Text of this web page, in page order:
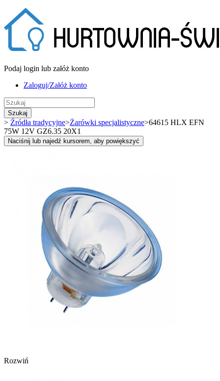
Podaj login lub załóż konto
Zaloguj/Załóż konto
Szukaj
> Źródła tradycyjne>Żarówki specjalistyczne>64615 HLX EFN
75W 12V GZ6.35 20X1
Naciśnij lub najedź kursorem, aby powiększyć
Rozwiń